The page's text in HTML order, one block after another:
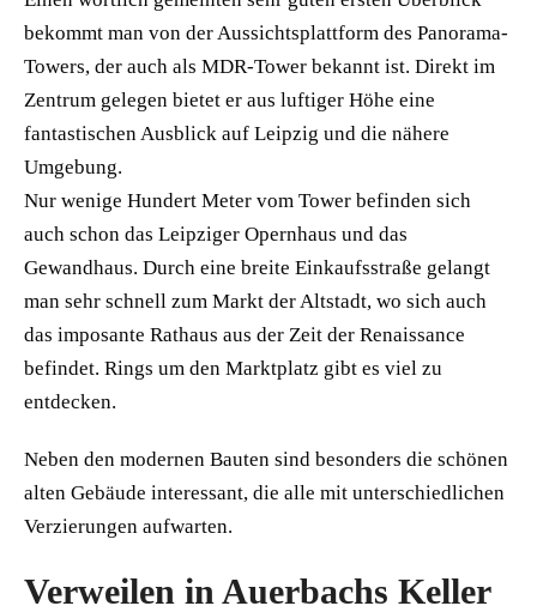
bekommt man von der Aussichtsplattform des Panorama-
Towers, der auch als MDR-Tower bekannt ist. Direkt im
Zentrum gelegen bietet er aus luftiger Höhe eine
fantastischen Ausblick auf Leipzig und die nähere
Umgebung.
Nur wenige Hundert Meter vom Tower befinden sich
auch schon das Leipziger Opernhaus und das
Gewandhaus. Durch eine breite Einkaufsstraße gelangt
man sehr schnell zum Markt der Altstadt, wo sich auch
das imposante Rathaus aus der Zeit der Renaissance
befindet. Rings um den Marktplatz gibt es viel zu
entdecken.
Neben den modernen Bauten sind besonders die schönen
alten Gebäude interessant, die alle mit unterschiedlichen
Verzierungen aufwarten.
Verweilen in Auerbachs Keller